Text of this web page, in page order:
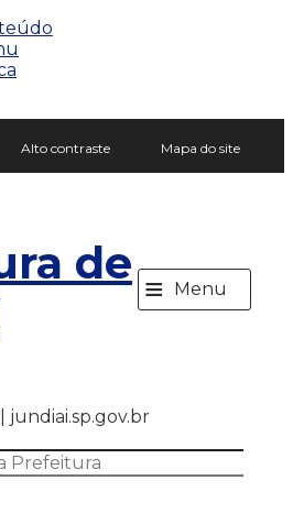
Alto contraste Mapa do site
de ≡ Menu